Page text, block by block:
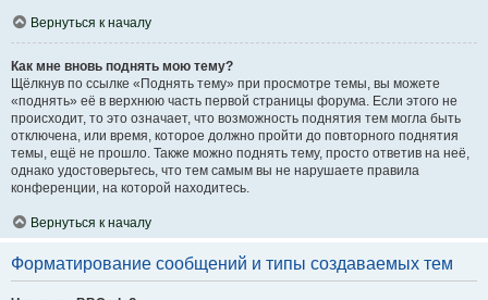
Вернуться к началу
Как мне вновь поднять мою тему?
Щёлкнув по ссылке «Поднять тему» при просмотре темы, вы можете
«поднять» её в верхнюю часть первой страницы форума. Если этого не
происходит, то это означает, что возможность поднятия тем могла быть
отключена, или время, которое должно пройти до повторного поднятия
темы, ещё не прошло. Также можно поднять тему, просто ответив на неё,
однако удостоверьтесь, что тем самым вы не нарушаете правила
конференции, на которой находитесь.
Вернуться к началу
Форматирование сообщений и типы создаваемых тем